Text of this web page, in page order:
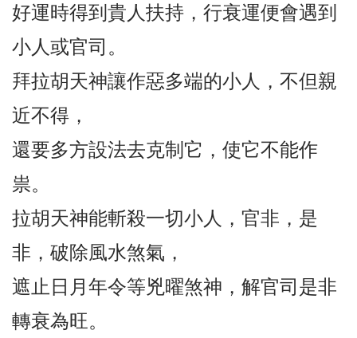
好運時得到貴人扶持，行衰運便會遇到
小人或官司。
拜拉胡天神讓作惡多端的小人，不但親
近不得，
還要多方設法去克制它，使它不能作
祟。
拉胡天神能斬殺一切小人，官非，是
非，破除風水煞氣，
遮止日月年令等兇曜煞神，解官司是非
轉衰為旺。